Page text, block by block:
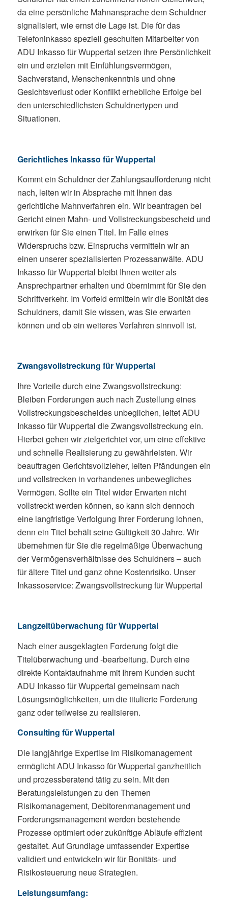
da eine persönliche Mahnansprache dem Schuldner
signalisiert, wie ernst die Lage ist. Die für das
Telefoninkasso speziell geschulten Mitarbeiter von
ADU Inkasso für Wuppertal setzen ihre Persönlichkeit
ein und erzielen mit Einfühlungsvermögen,
Sachverstand, Menschenkenntnis und ohne
Gesichtsverlust oder Konflikt erhebliche Erfolge bei
den unterschiedlichsten Schuldnertypen und
Situationen.
Gerichtliches Inkasso für Wuppertal
Kommt ein Schuldner der Zahlungsaufforderung nicht
nach, leiten wir in Absprache mit Ihnen das
gerichtliche Mahnverfahren ein. Wir beantragen bei
Gericht einen Mahn- und Vollstreckungsbescheid und
erwirken für Sie einen Titel. Im Falle eines
Widerspruchs bzw. Einspruchs vermitteln wir an
einen unserer spezialisierten Prozessanwälte. ADU
Inkasso für Wuppertal bleibt Ihnen weiter als
Ansprechpartner erhalten und übernimmt für Sie den
Schriftverkehr. Im Vorfeld ermitteln wir die Bonität des
Schuldners, damit Sie wissen, was Sie erwarten
können und ob ein weiteres Verfahren sinnvoll ist.
Zwangsvollstreckung für Wuppertal
Ihre Vorteile durch eine Zwangsvollstreckung:
Bleiben Forderungen auch nach Zustellung eines
Vollstreckungsbescheides unbeglichen, leitet ADU
Inkasso für Wuppertal die Zwangsvollstreckung ein.
Hierbei gehen wir zielgerichtet vor, um eine effektive
und schnelle Realisierung zu gewährleisten. Wir
beauftragen Gerichtsvollzieher, leiten Pfändungen ein
und vollstrecken in vorhandenes unbewegliches
Vermögen. Sollte ein Titel wider Erwarten nicht
vollstreckt werden können, so kann sich dennoch
eine langfristige Verfolgung Ihrer Forderung lohnen,
denn ein Titel behält seine Gültigkeit 30 Jahre. Wir
übernehmen für Sie die regelmäßige Überwachung
der Vermögensverhältnisse des Schuldners – auch
für ältere Titel und ganz ohne Kostenrisiko. Unser
Inkassoservice: Zwangsvollstreckung für Wuppertal
Langzeitüberwachung für Wuppertal
Nach einer ausgeklagten Forderung folgt die
Titelüberwachung und -bearbeitung. Durch eine
direkte Kontaktaufnahme mit Ihrem Kunden sucht
ADU Inkasso für Wuppertal gemeinsam nach
Lösungsmöglichkeiten, um die titulierte Forderung
ganz oder teilweise zu realisieren.
Consulting für Wuppertal
Die langjährige Expertise im Risikomanagement
ermöglicht ADU Inkasso für Wuppertal ganzheitlich
und prozessberatend tätig zu sein. Mit den
Beratungsleistungen zu den Themen
Risikomanagement, Debitorenmanagement und
Forderungsmanagement werden bestehende
Prozesse optimiert oder zukünftige Abläufe effizient
gestaltet. Auf Grundlage umfassender Expertise
validiert und entwickeln wir für Bonitäts- und
Risikosteuerung neue Strategien.
Leistungsumfang: